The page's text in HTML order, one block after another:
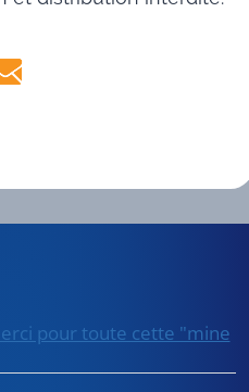
pour toute cette "mine